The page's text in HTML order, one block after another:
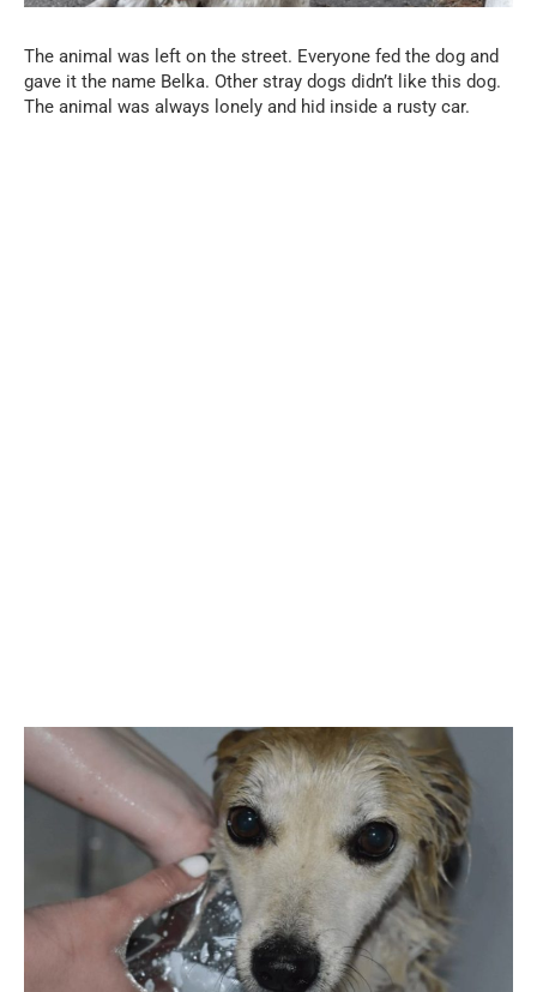
The animal was left on the street. Everyone fed the dog and
gave it the name Belka. Other stray dogs didn’t like this dog.
The animal was always lonely and hid inside a rusty car.